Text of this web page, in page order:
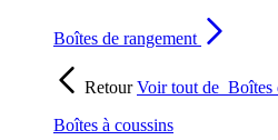
Boîtes de rangement
RetourVoir tout de Boîtes
Boîtes à coussins